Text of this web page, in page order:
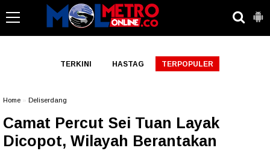
TERKINI HASTAG TERPOPULER
Home Deliserdang
Camat Percut Sei Tuan Layak
Dicopot, Wilayah Berantakan